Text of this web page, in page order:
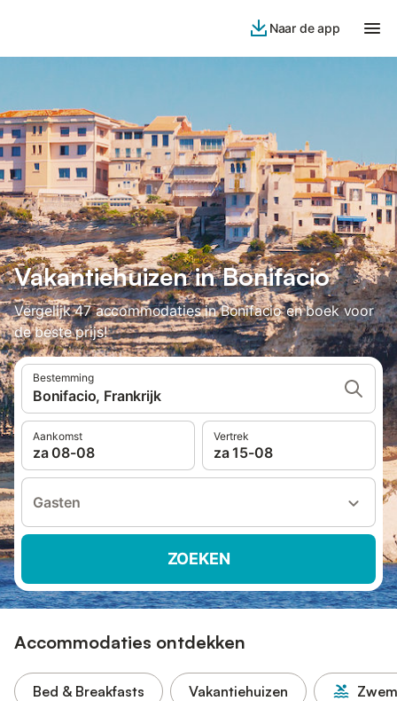
Naar de app
Vakantiehuizen in Bonifacio
Vergelijk 47 accommodaties in Bonifacio en boek voor
de beste prijs!
Bestemming
Bonifacio, Frankrijk
Aankomst
za 08-08
Vertrek
za 15-08
Gasten
ZOEKEN
Accommodaties ontdekken
Bed & Breakfasts Vakantiehuizen